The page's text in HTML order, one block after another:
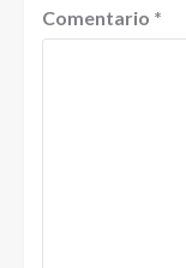
Comentario *